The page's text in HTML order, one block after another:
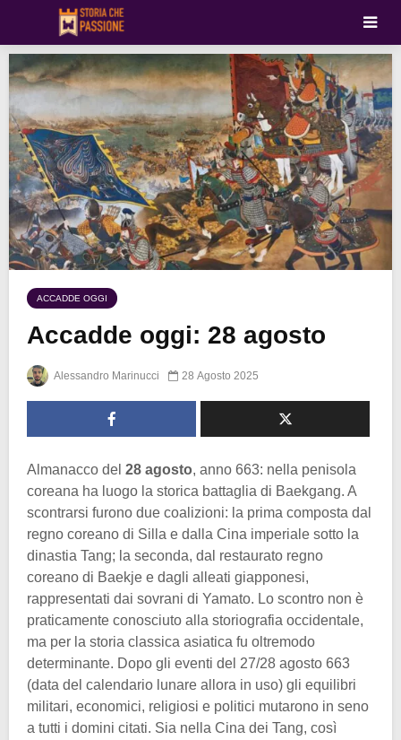
ACCADDE OGGI
Accadde oggi: 28 agosto
Alessandro Marinucci 28 Agosto 2025
Almanacco del 28 agosto, anno 663: nella penisola
coreana ha luogo la storica battaglia di Baekgang. A
scontrarsi furono due coalizioni: la prima composta dal
regno coreano di Silla e dalla Cina imperiale sotto la
dinastia Tang; la seconda, dal restaurato regno
coreano di Baekje e dagli alleati giapponesi,
rappresentati dai sovrani di Yamato. Lo scontro non è
praticamente conosciuto alla storiografia occidentale,
ma per la storia classica asiatica fu oltremodo
determinante. Dopo gli eventi del 27/28 agosto 663
(data del calendario lunare allora in uso) gli equilibri
militari, economici, religiosi e politici mutarono in seno
a tutti i domini citati. Sia nella Cina dei Tang, così